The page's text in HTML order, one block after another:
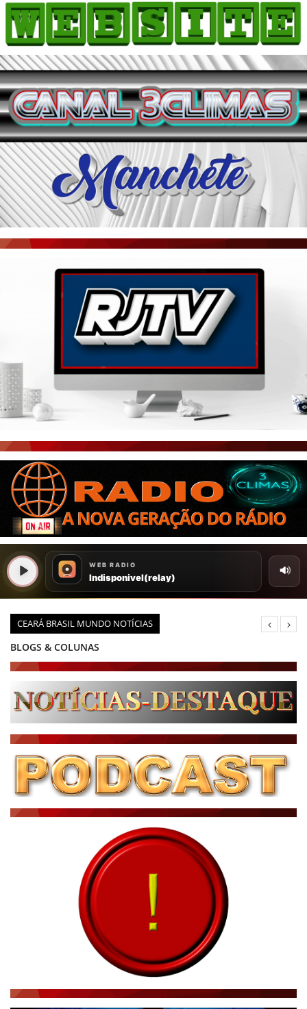
CEARÁ BRASIL MUNDO NOTÍCIAS
BLOGS & COLUNAS
PODCAST - PONTO DE VISTA
BRASIL DE FATO - ÚLTIMAS NOTÍCIAS
ÚLTIMAS NOTÍCIAS
NOTÍCIAS TAMBÉM NA TELA
BRASIL MUNDO AO VIVO
JORNAL DO BRASIL
NOTÍCIAS AO MINUTO
ACONTECEU...VIROU MANCHETE!
HOME
COMO ANUNCIAR
JORNAIS DO BRASIL
PODCAST/NOTÍCIAS
AS NOTÍCIAS DO DIA
ACONTECEU...VIROU MANCHETE!
BLOGS & COLUNAS
AGÊNCIA DE NOTÍCIAS
CNN BRASIL
PORTAL CEARÁ
ÚLTIMAS POSTAGENS
BOAS NOTÍCIAS...VIRAM MANCHETE!
CEARÁ BRASIL NOTÍCIAS
CEARÁ BRASIL MUNDO 1
BRASIL DE FATO
NOTÍCIAS GERAIS
CONECTE-SE
REGISTO